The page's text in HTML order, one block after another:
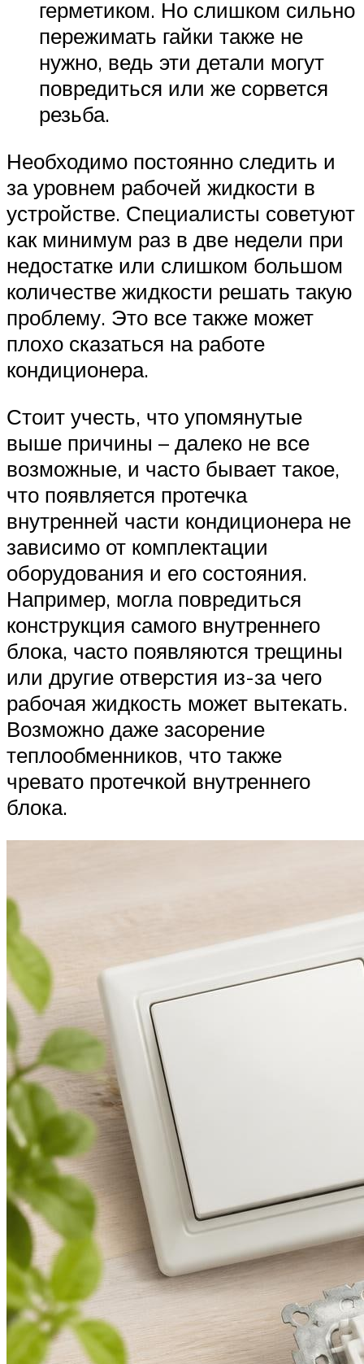
герметиком. Но слишком сильно
пережимать гайки также не
нужно, ведь эти детали могут
повредиться или же сорвется
резьба.
Необходимо постоянно следить и
за уровнем рабочей жидкости в
устройстве. Специалисты советуют
как минимум раз в две недели при
недостатке или слишком большом
количестве жидкости решать такую
проблему. Это все также может
плохо сказаться на работе
кондиционера.
Стоит учесть, что упомянутые
выше причины – далеко не все
возможные, и часто бывает такое,
что появляется протечка
внутренней части кондиционера не
зависимо от комплектации
оборудования и его состояния.
Например, могла повредиться
конструкция самого внутреннего
блока, часто появляются трещины
или другие отверстия из-за чего
рабочая жидкость может вытекать.
Возможно даже засорение
теплообменников, что также
чревато протечкой внутреннего
блока.